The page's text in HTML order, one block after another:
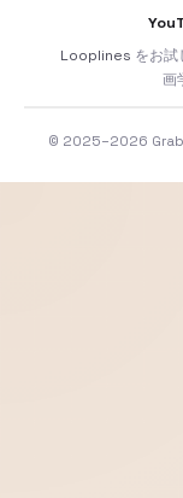
Looplines をお
画
© 2025–2026